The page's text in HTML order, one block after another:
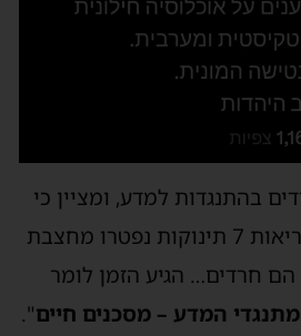
בהתנגדות למדע, ומציין כי
"לפי נתוני משרד הבריאות 7 תינוקות נפטרו מחצבת
הם חרדים… הגיע הזמן לומר
המדע – מסכנים חיים".